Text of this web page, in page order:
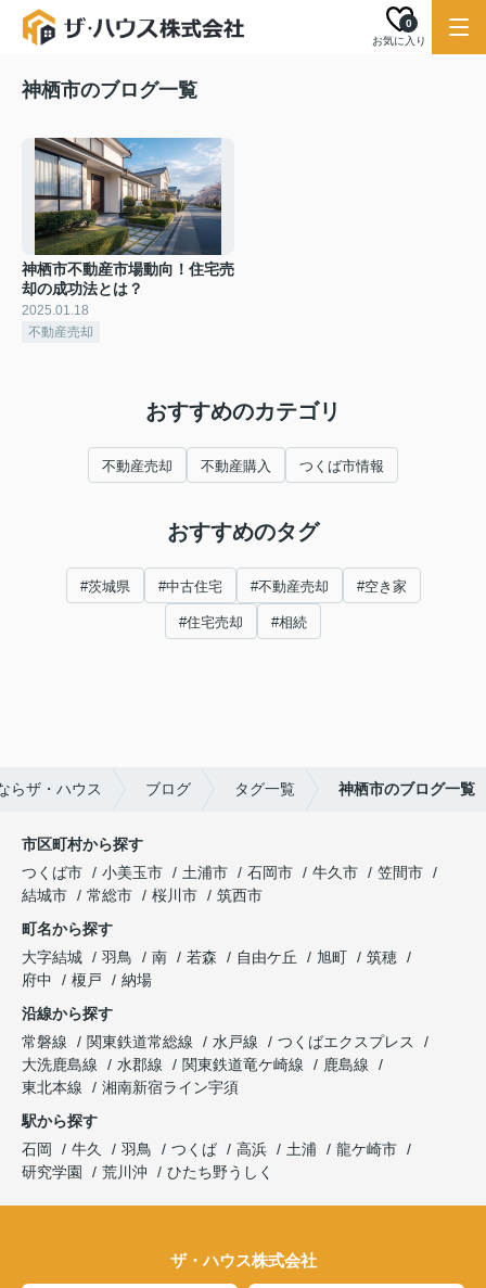
お気に入り
0
神栖市のブログ一覧
神栖市不動産市場動向！住宅売
却の成功法とは？
2025.01.18
不動産売却
おすすめのカテゴリ
不動産売却 不動産購入 つくば市情報
おすすめのタグ
#茨城県 #中古住宅 #不動産売却 #空き家
#住宅売却 #相続
らザ・ハウス ブログ タグ一覧 神栖市のブログ一覧
市区町村から探す
つくば市
小美玉市 土浦市 石岡市 牛久市
笠間市
結城市
常総市 桜川市
筑西市
町名から探す
大字結城
羽鳥 南 若森 自由ケ丘 旭町
筑穂
府中
榎戸
納場
沿線から探す
常磐線
関東鉄道常総線 水戸線
つくばエクスプレス
大洗鹿島線
水郡線 関東鉄道竜ケ崎線
鹿島線
東北本線
湘南新宿ライン宇須
駅から探す
石岡
牛久 羽鳥 つくば 高浜 土浦
龍ケ崎市
研究学園
荒川沖 ひたち野うしく
ザ・ハウス株式会社